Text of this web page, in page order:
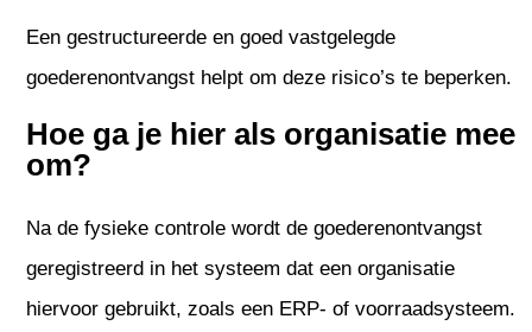
Een gestructureerde en goed vastgelegde
goederenontvangst helpt om deze risico’s te beperken.
Hoe ga je hier als organisatie mee
om?
Na de fysieke controle wordt de goederenontvangst
geregistreerd in het systeem dat een organisatie
hiervoor gebruikt, zoals een ERP- of voorraadsysteem.